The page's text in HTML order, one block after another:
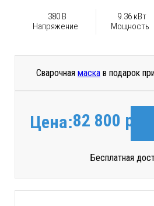
380 В
Напряжение
9.36 кВт
Мощность
Сварочная маска в подарок
Цена:82 800 руб.
Бесплатная